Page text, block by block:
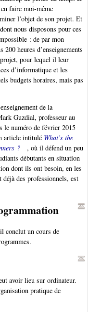
faire moi-même
l’objet de son projet. Et
nous disposons pour ces
: de par mon
heures d’enseignements
pour lequel il leur
d’informatique et les
budgets horaires, mais pas
de la
Guzdial, professeur au
le numéro de février 2015
intitulé What’s the
?
, où il défend un peu
débutants en situation
dont ils ont besoin, en les
déjà des professionnels, est
conclut un cours de
avoir lieu sur ordinateur.
pratique de